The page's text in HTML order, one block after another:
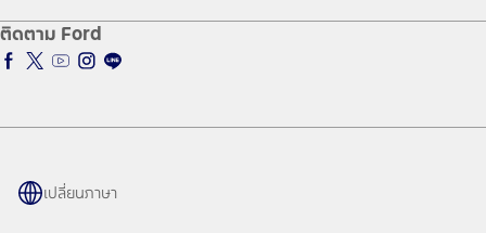
สิทธิพิเศษสำหรับเจ้าของรถฟอร์ด
โปรแกรมดูแลยางจากฟอร์ด
อะไหล่ตัวถัง
ศูนย์บริการซ่อมสีและตัวถัง
ติดตาม Ford
เปลี่ยนภาษา